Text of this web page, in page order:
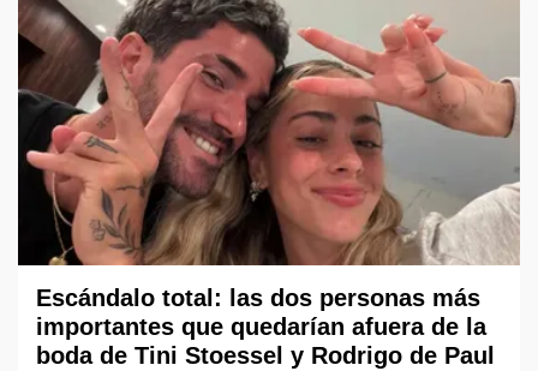
Escándalo total: las dos personas más
importantes que quedarían afuera de la
boda de Tini Stoessel y Rodrigo de Paul